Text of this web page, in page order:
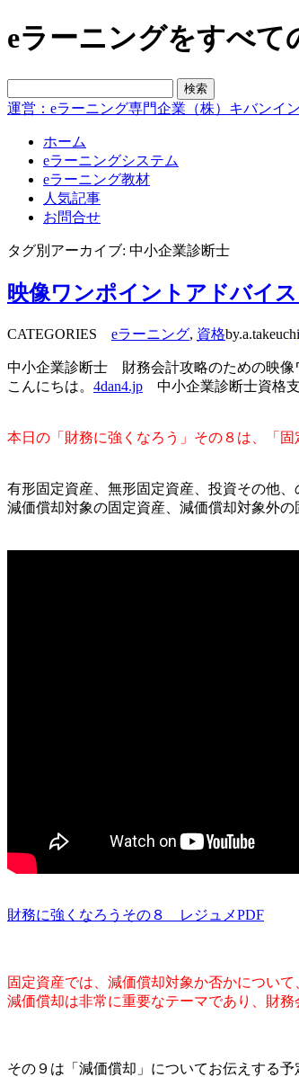
eラーニングをすべて
運営：eラーニング専門企業（株）キバンイ
ホーム
eラーニングシステム
eラーニング教材
人気記事
お問合せ
タグ別アーカイブ: 中小企業診断士
映像ワンポイントアドバイ
CATEGORIES eラーニング, 資格by.a.takeuchi
中小企業診断士 財務会計攻略のための映像
こんにちは。 4dan4.jp 中小企業診断士資格
本日の「財務に強くなろう」その８は、「固
有形固定資産、無形固定資産、投資その他、
減価償却対象の固定資産、減価償却対象外
財務に強くなろうその８ レジュメPDF
固定資産では、減価償却対象か否かについ
減価償却は非常に重要なテーマであり、財務
その９は「減価償却」についてお伝えする予